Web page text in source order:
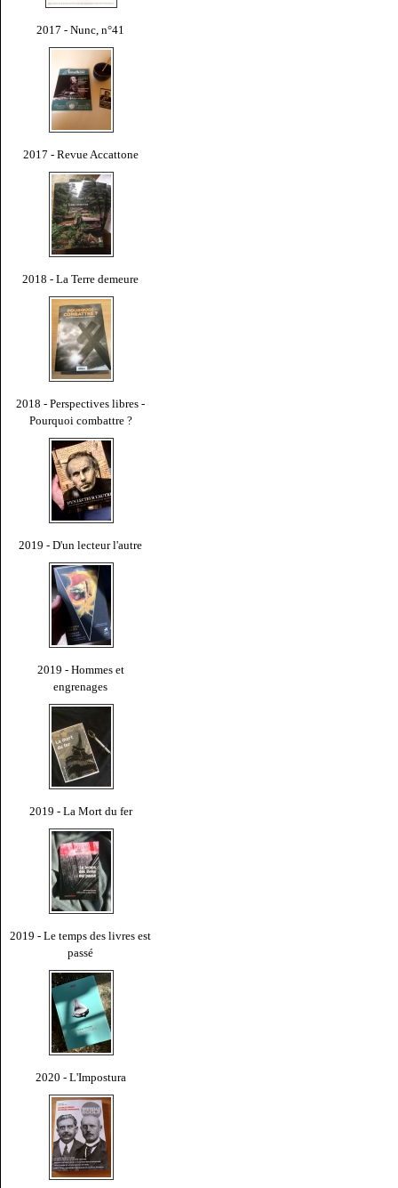
2017 - Nunc, n°41
2017 - Revue Accattone
2018 - La Terre demeure
2018 - Perspectives libres -
Pourquoi combattre ?
2019 - D'un lecteur l'autre
2019 - Hommes et
engrenages
2019 - La Mort du fer
2019 - Le temps des livres est
passé
2020 - L'Impostura